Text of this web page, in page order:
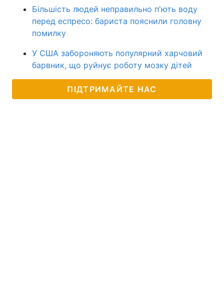
Більшість людей неправильно п'ють воду
перед еспресо: бариста пояснили головну
помилку
У США забороняють популярний харчовий
барвник, що руйнує роботу мозку дітей
ПІДТРИМАЙТЕ НАС